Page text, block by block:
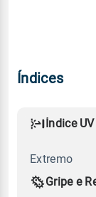
Índices
Índice UV
Extremo
Gripe e